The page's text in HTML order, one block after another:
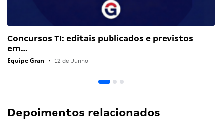
Concursos TI: editais publicados e previstos
em…
Equipe Gran • 12 de Junho
Depoimentos relacionados